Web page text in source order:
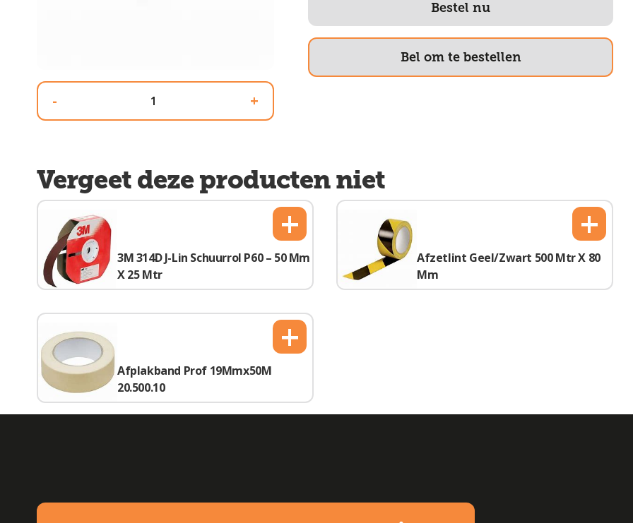
- +
Bestel nu
Bel om te bestellen
Vergeet deze producten niet
3M 314D J-Lin Schuurrol P60 – 50 Mm
X 25 Mtr
+
Afzetlint Geel/Zwart 500 Mtr X 80
Mm
+
Afplakband Prof 19Mmx50M
20.500.10
+